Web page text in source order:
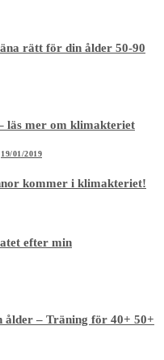
rätt för din ålder 50-90
läs mer om klimakteriet
19/01/2019
kommer i klimakteriet!
efter min
– Träning för 40+ 50+